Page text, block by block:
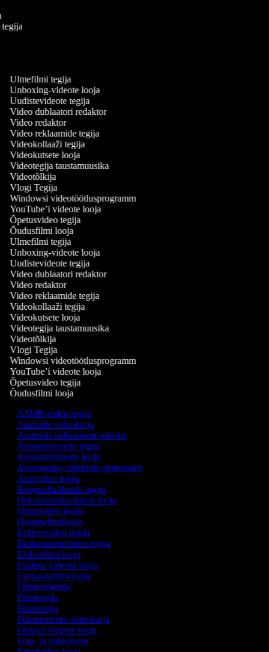
tegija
Ulmefilmi tegija
Unboxing-videote looja
Uudistevideote tegija
Video dublaatori redaktor
Video redaktor
Video reklaamide tegija
Videokollaaži tegija
Videokutsete looja
Videotegija taustamuusika
Videotõlkija
Vlogi Tegija
Windowsi videotöötlusprogramm
YouTube’i videote looja
Õpetusvideo tegija
Õudusfilmi looja
Ulmefilmi tegija
Unboxing-videote looja
Uudistevideote tegija
Video dublaatori redaktor
Video redaktor
Video reklaamide tegija
Videokollaaži tegija
Videokutsete looja
Videotegija taustamuusika
Videotõlkija
Vlogi Tegija
Windowsi videotöötlusprogramm
YouTube’i videote looja
Õpetusvideo tegija
Õudusfilmi looja
ASMR-video tegija
Aiatööde videolooja
Androidi videoloome tööriist
Animatsioonide tegija
Arvustusvideote looja
Automaatne subtiitrite generaator
Autovideo tegija
Biograafiafilmide tegija
Dekoreerimisvideote looja
Demovideo tegija
Draamafilmilooja
Eelarvevideo tegija
Ekskursioonivideo tegija
Eluloofilmi looja
Esitluse videote looja
Fantaasiafilmi looja
Filmitoimetaja
Filmitootja
Filmitootja
Filmitreilerite videolooja
Fitnessi videote looja
Foto- ja videolooja